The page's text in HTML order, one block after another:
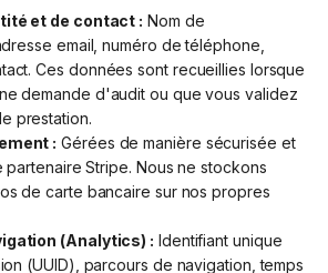
et de contact : Nom de
email, numéro de téléphone,
Ces données sont recueillies lorsque
demande d'audit ou que vous validez
prestation.
: Gérées de manière sécurisée et
Stripe. Nous ne stockons
de carte bancaire sur nos propres
(Analytics) : Identifiant unique
(UUID), parcours de navigation, temps